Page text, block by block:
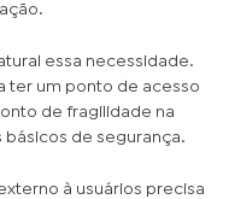
essa necessidade.
ter um ponto de acesso
de fragilidade na
básicos de segurança.
à usuários precisa